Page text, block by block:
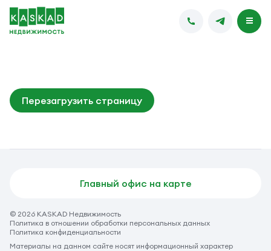
Перезагрузить страницу
Главный офис на карте
© 2026 KASKAD Недвижимость
Политика в отношении обработки персональных данных
Политика конфиденциальности
Материалы на данном сайте носят информационный характер